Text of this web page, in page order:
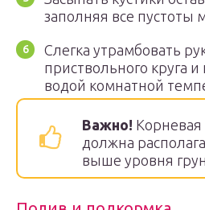
заполняя все пустоты
Слегка утрамбовать
приствольного круга
водой комнатной
Важно! Корневая
должна
выше уровня